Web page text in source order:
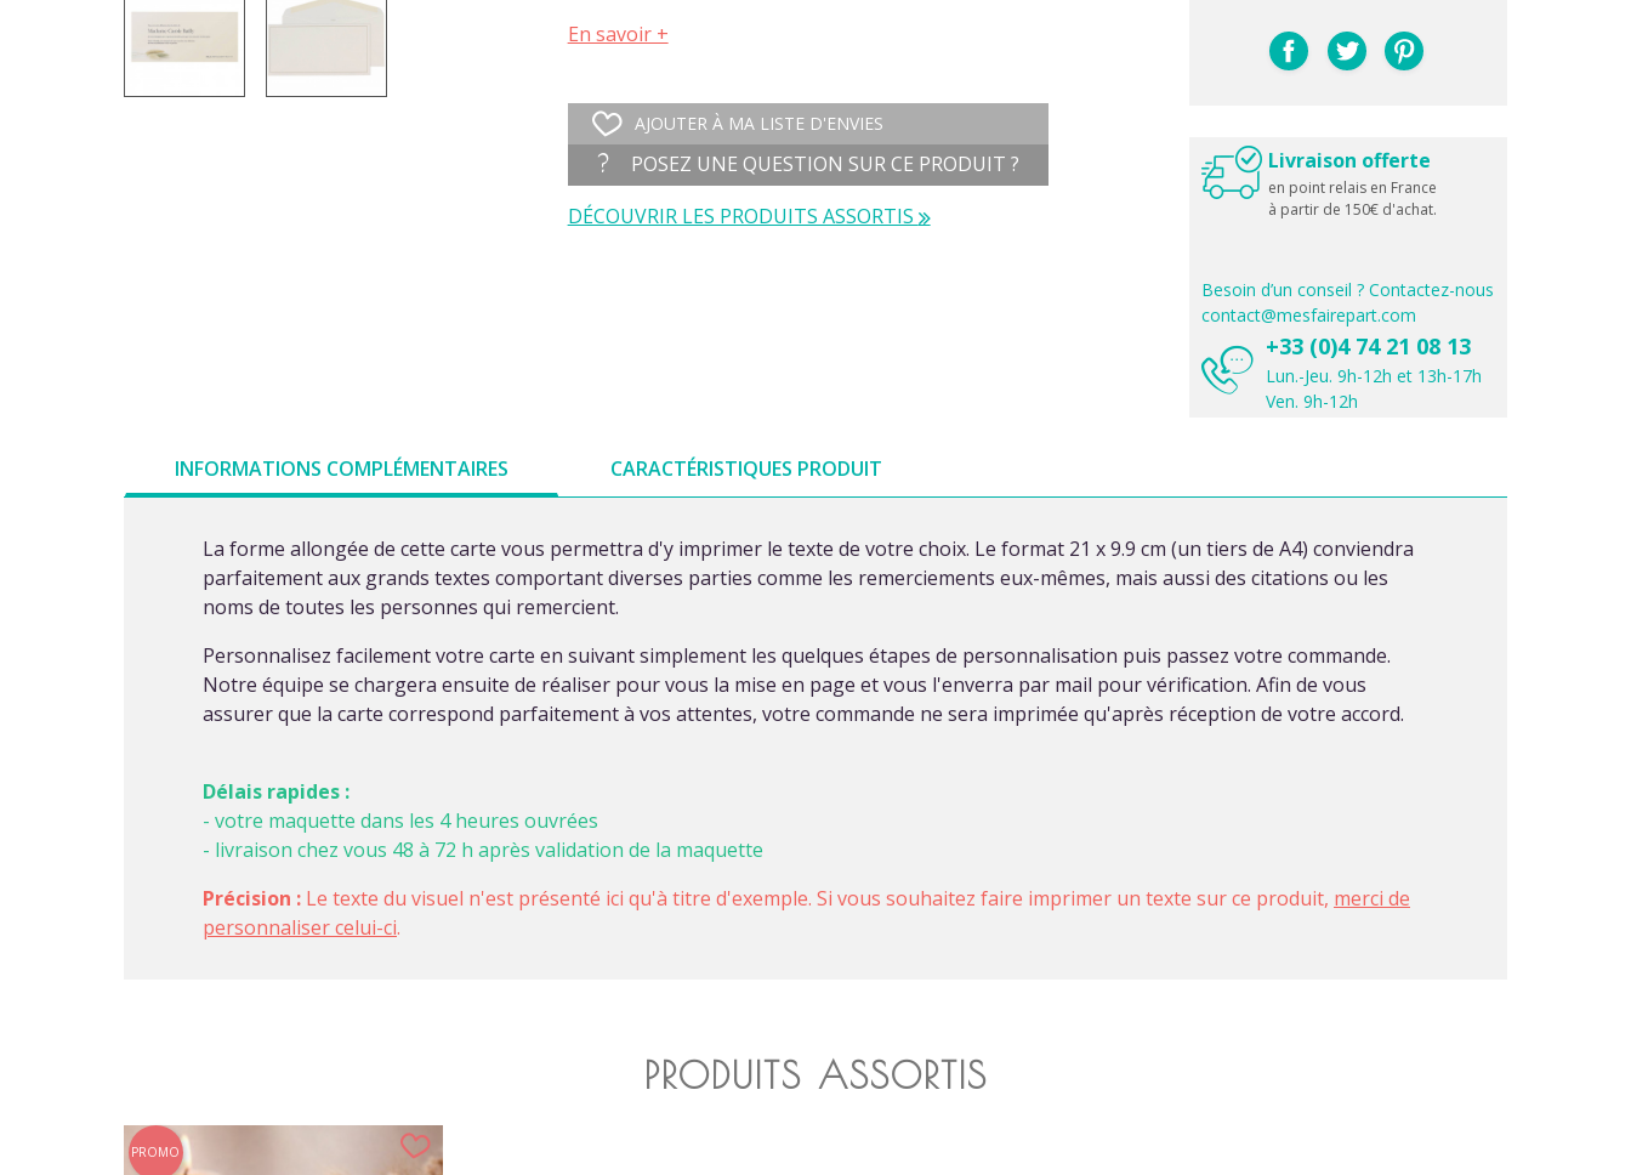
En savoir +
AJOUTER À MA LISTE D'ENVIES
POSEZ UNE QUESTION SUR CE PRODUIT ?
DÉCOUVRIR LES PRODUITS ASSORTIS
Livraison offerte
en point relais en France
à partir de 150€ d'achat.
Besoin d’un conseil ? Contactez-nous
contact@mesfairepart.com
+33 (0)4 74 21 08 13
Lun.-Jeu. 9h-12h et 13h-17h
Ven. 9h-12h
INFORMATIONS COMPLÉMENTAIRES CARACTÉRISTIQUES PRODUIT
La forme allongée de cette carte vous permettra d'y imprimer le texte de votre choix. Le format 21 x 9.9 cm (un tiers de A4) conviendra
parfaitement aux grands textes comportant diverses parties comme les remerciements eux-mêmes, mais aussi des citations ou les
noms de toutes les personnes qui remercient.
Personnalisez facilement votre carte en suivant simplement les quelques étapes de personnalisation puis passez votre commande.
Notre équipe se chargera ensuite de réaliser pour vous la mise en page et vous l'enverra par mail pour vérification. Afin de vous
assurer que la carte correspond parfaitement à vos attentes, votre commande ne sera imprimée qu'après réception de votre accord.
Délais rapides :
- votre maquette dans les 4 heures ouvrées
- livraison chez vous 48 à 72 h après validation de la maquette
Précision : Le texte du visuel n'est présenté ici qu'à titre d'exemple. Si vous souhaitez faire imprimer un texte sur ce produit, merci de
personnaliser celui-ci.
PRODUITS ASSORTIS
PROMO